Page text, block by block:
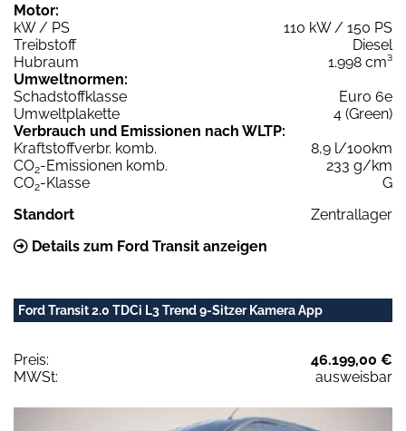
Motor:
kW / PS
110 kW / 150 PS
Treibstoff
Diesel
Hubraum
1.998 cm³
Umweltnormen:
Schadstoffklasse
Euro 6e
Umweltplakette
4 (Green)
Verbrauch und Emissionen nach WLTP:
Kraftstoffverbr. komb.
8,9 l/100km
CO2-Emissionen komb.
233 g/km
CO2-Klasse
G
Standort
Zentrallager
Details zum Ford Transit anzeigen
Ford Transit 2.0 TDCi L3 Trend 9-Sitzer Kamera App
Preis:
46.199,00 €
MWSt:
ausweisbar